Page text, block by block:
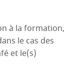
à la formation,
le cas des
et le(s)